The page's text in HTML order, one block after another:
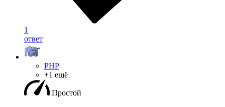
1
ответ
PHP
+1 ещё
Простой